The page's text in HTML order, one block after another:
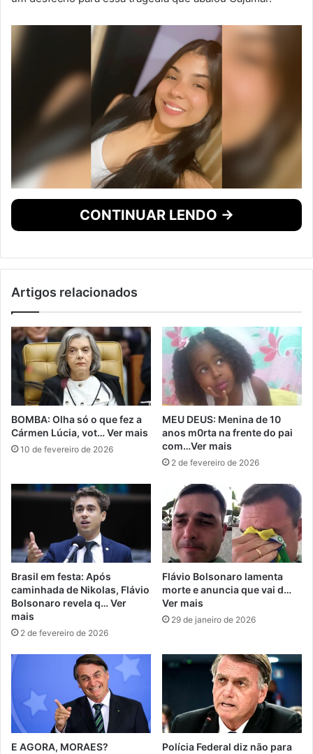
CONTINUAR LENDO →
Artigos relacionados
BOMBA: Olha só o que fez a
Cármen Lúcia, vot… Ver mais
10 de fevereiro de 2026
MEU DEUS: Menina de 10
anos m0rta na frente do pai
com…Ver mais
2 de fevereiro de 2026
Brasil em festa: Após
caminhada de Nikolas, Flávio
Bolsonaro revela q… Ver
mais
2 de fevereiro de 2026
Flávio Bolsonaro lamenta
morte e anuncia que vai d…
Ver mais
29 de janeiro de 2026
E AGORA, MORAES?
Polícia Federal diz não para